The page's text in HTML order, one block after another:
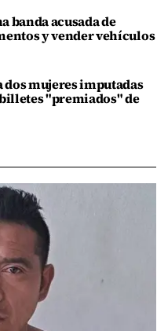
banda acusada de
y vender vehículos
dos mujeres imputadas
"premiados" de